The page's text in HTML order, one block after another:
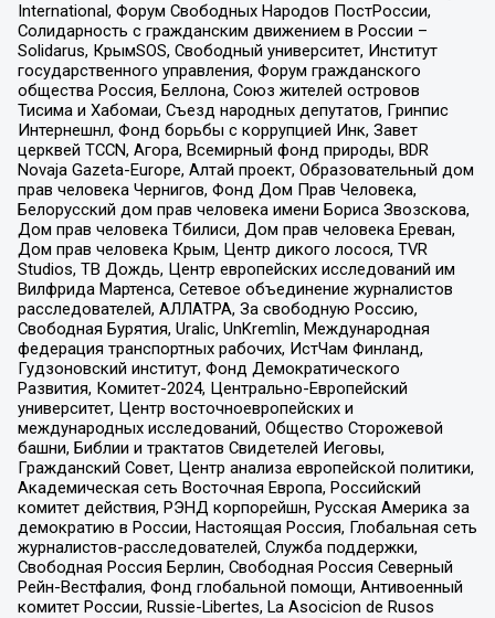
International, Форум Свободных Народов ПостРоссии,
Солидарность с гражданским движением в России –
Solidarus, КрымSOS, Свободный университет, Институт
государственного управления, Форум гражданского
общества Россия, Беллона, Союз жителей островов
Тисима и Хабомаи, Съезд народных депутатов, Гринпис
Интернешнл, Фонд борьбы с коррупцией Инк, Завет
церквей TCCN, Агора, Всемирный фонд природы, BDR
Novaja Gazeta-Europe, Алтай проект, Образовательный дом
прав человека Чернигов, Фонд Дом Прав Человека,
Белорусский дом прав человека имени Бориса Звозскова,
Дом прав человека Тбилиси, Дом прав человека Ереван,
Дом прав человека Крым, Центр дикого лосося, TVR
Studios, ТВ Дождь, Центр европейских исследований им
Вилфрида Мартенса, Сетевое объединение журналистов
расследователей, АЛЛАТРА, За свободную Россию,
Свободная Бурятия, Uralic, UnKremlin, Международная
федерация транспортных рабочих, ИстЧам Финланд,
Гудзоновский институт, Фонд Демократического
Развития, Комитет-2024, Центрально-Европейский
университет, Центр восточноевропейских и
международных исследований, Общество Сторожевой
башни, Библии и трактатов Свидетелей Иеговы,
Гражданский Совет, Центр анализа европейской политики,
Академическая сеть Восточная Европа, Российский
комитет действия, РЭНД корпорейшн, Русская Америка за
демократию в России, Настоящая Россия, Глобальная сеть
журналистов-расследователей, Служба поддержки,
Свободная Россия Берлин, Свободная Россия Северный
Рейн-Вестфалия, Фонд глобальной помощи, Антивоенный
комитет России, Russie-Libertes, La Asocicion de Rusos